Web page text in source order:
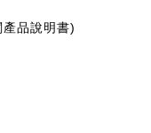
品說明書)